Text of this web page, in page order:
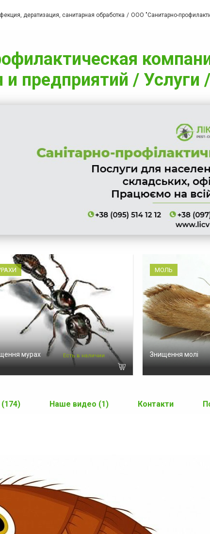
дератизация, санитарная обработка ООО "Санитарно-
и предприятий /
мурах Есть в наличии
МОЛЬ
Знищення молі
Наше видео (1) Контакти